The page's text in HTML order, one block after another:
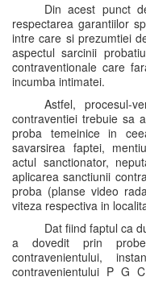
Din acest punct
respectarea garantiilor
intre care si prezumtiei
aspectul sarcinii
contraventionale care
incumba intimatei.
Astfel, procesul-
contraventiei trebuie sa
proba temeinice in
savarsirea faptei,
actul sanctionator,
aplicarea sanctiunii
proba (planse video
viteza respectiva in
Dat fiind faptul ca
a dovedit prin
contravenientului,
contravenientului P G